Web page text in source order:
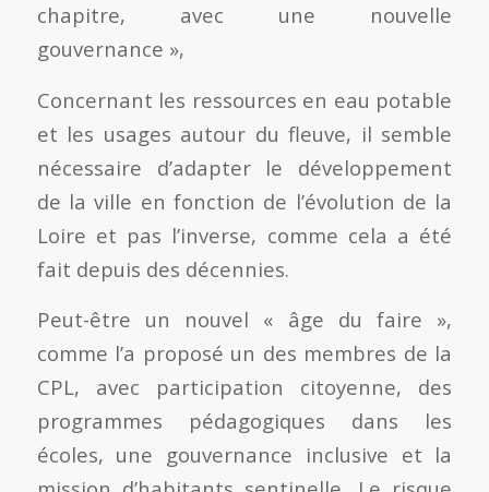
chapitre, avec une nouvelle
gouvernance »,
Concernant les ressources en eau potable
et les usages autour du fleuve, il semble
nécessaire d’adapter le développement
de la ville en fonction de l’évolution de la
Loire et pas l’inverse, comme cela a été
fait depuis des décennies.
Peut-être un nouvel « âge du faire »,
comme l’a proposé un des membres de la
CPL, avec participation citoyenne, des
programmes pédagogiques dans les
écoles, une gouvernance inclusive et la